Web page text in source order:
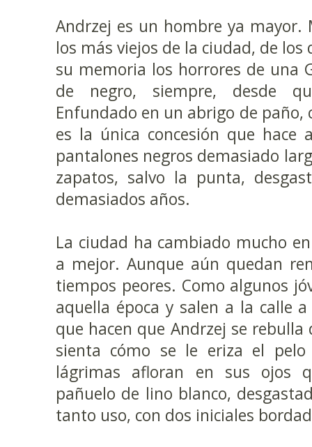
Andrzej es un hombre ya mayor.
los más viejos de la ciudad, de los
su memoria los horrores de una
de negro, siempre, desde
Enfundado en un abrigo de paño,
es la única concesión que hace
pantalones negros demasiado
zapatos, salvo la punta,
demasiados años.
La ciudad ha cambiado mucho
a mejor. Aunque aún quedan
tiempos peores. Como algunos
aquella época y salen a la calle
que hacen que Andrzej se
sienta cómo se le eriza el
lágrimas afloran en sus ojos
pañuelo de lino blanco,
tanto uso, con dos iniciales